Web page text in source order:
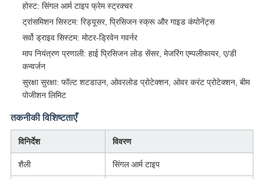
होस्ट: सिंगल आर्म टाइप फ्रेम स्ट्रक्चर
ट्रांसमिशन सिस्टम: रिड्यूसर, प्रिसिजन स्क्रू और गाइड कंपोनेंट्स
सर्वो ड्राइव सिस्टम: मोटर-ड्रिवेन गवर्नर
माप नियंत्रण प्रणाली: हाई प्रिसिजन लोड सेंसर, मेजरिंग एम्पलीफायर, ए/डी
कन्वर्जन
सुरक्षा सुरक्षा: फॉल्ट शटडाउन, ओवरलोड प्रोटेक्शन, ओवर करंट प्रोटेक्शन, बीम
पोजीशन लिमिट
तकनीकी विशिष्टताएँ
विनिर्देश विवरण
शैली सिंगल आर्म टाइप